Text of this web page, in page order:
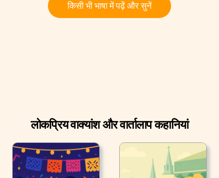
किसी भी भाषा में पढ़ें और सुनें
लोकप्रिय वाक्यांश और वार्तालाप कहानियां